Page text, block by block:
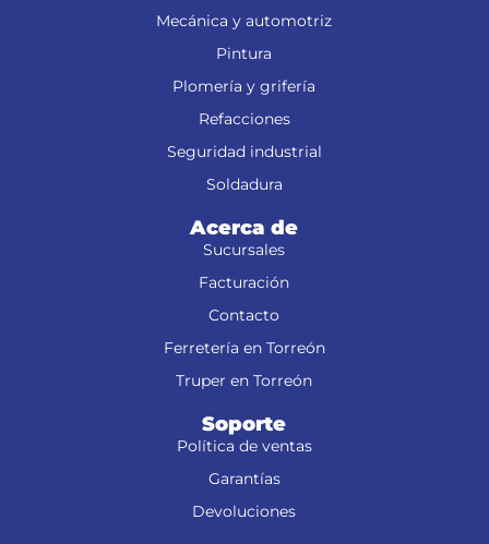
Mecánica y automotriz
Pintura
Plomería y grifería
Refacciones
Seguridad industrial
Soldadura
Acerca de
Sucursales
Facturación
Contacto
Ferretería en Torreón
Truper en Torreón
Soporte
Política de ventas
Garantías
Devoluciones